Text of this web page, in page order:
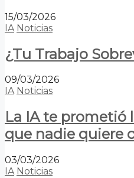
15/03/2026
IA Noticias
¿Tu Trabajo
09/03/2026
IA Noticias
La IA te prometió
que nadie quiere
03/03/2026
IA Noticias